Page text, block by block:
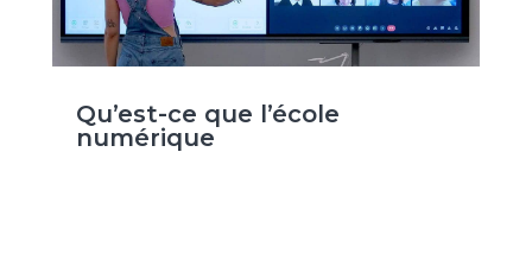
Qu’est-ce que l’école
numérique